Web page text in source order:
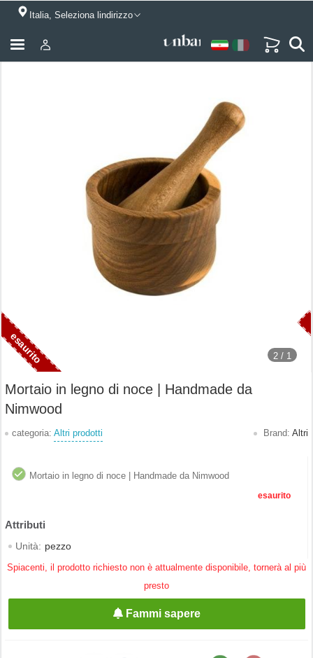
Italia, Seleziona lindirizzo
2 / 1
Mortaio in legno di noce | Handmade da
Nimwood
categoria: Altri prodotti Brand: Altri
Mortaio in legno di noce | Handmade da Nimwood
esaurito
Unità: pezzo
Spiacenti, il prodotto richiesto non è attualmente disponibile, tornerà al più
presto
Fammi sapere